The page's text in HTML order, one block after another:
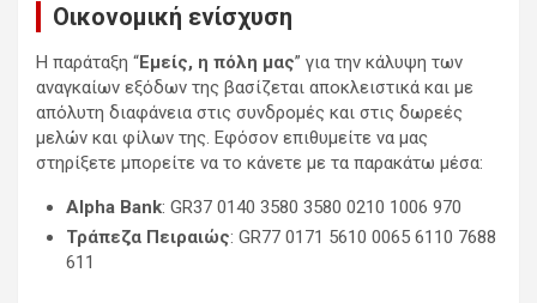
Οικονομική ενίσχυση
Η παράταξη “Εμείς, η πόλη μας” για την κάλυψη των
αναγκαίων εξόδων της βασίζεται αποκλειστικά και με
απόλυτη διαφάνεια στις συνδρομές και στις δωρεές
μελών και φίλων της. Εφόσον επιθυμείτε να μας
στηρίξετε μπορείτε να το κάνετε με τα παρακάτω μέσα:
Alpha Bank: GR37 0140 3580 3580 0210 1006 970
Τράπεζα Πειραιώς: GR77 0171 5610 0065 6110 7688
611